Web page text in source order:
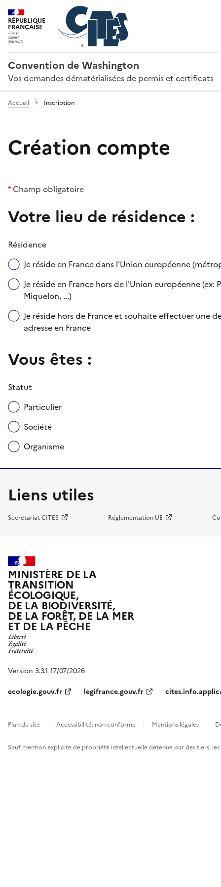
RÉPUBLIQUE
FRANÇAISE
Convention de Washington
Vos demandes dématérialisées de permis et certificats
Accueil Inscription
Création compte
*Champ obligatoire
Votre lieu de résidence :
Résidence
Je réside en France dans l'Union européenne
Je réside en France hors de l'Union européenne
Miquelon, ...)
Je réside hors de France et souhaite effectuer une
adresse en France
Vous êtes :
Statut
Particulier
Société
Organisme
Liens utiles
Secrétariat CITES Réglementation UE
MINISTÈRE DE LA
TRANSITION
ÉCOLOGIQUE,
DE LA BIODIVERSITÉ,
DE LA FORÊT, DE LA MER
ET DE LA PÊCHE
Version 3.3.1 17/07/2026
ecologie.gouv.fr
legifrance.gouv.fr
Plan du site Accessibilité: non conforme Mentions légales
Sauf mention explicite de propriété intellectuelle détenue par des tiers,